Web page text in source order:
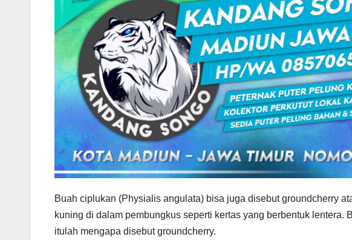
Buah ciplukan (Physialis angulata) bisa juga disebut groundcherry
kuning di dalam pembungkus seperti kertas yang berbentuk lentera.
itulah mengapa disebut groundcherry.